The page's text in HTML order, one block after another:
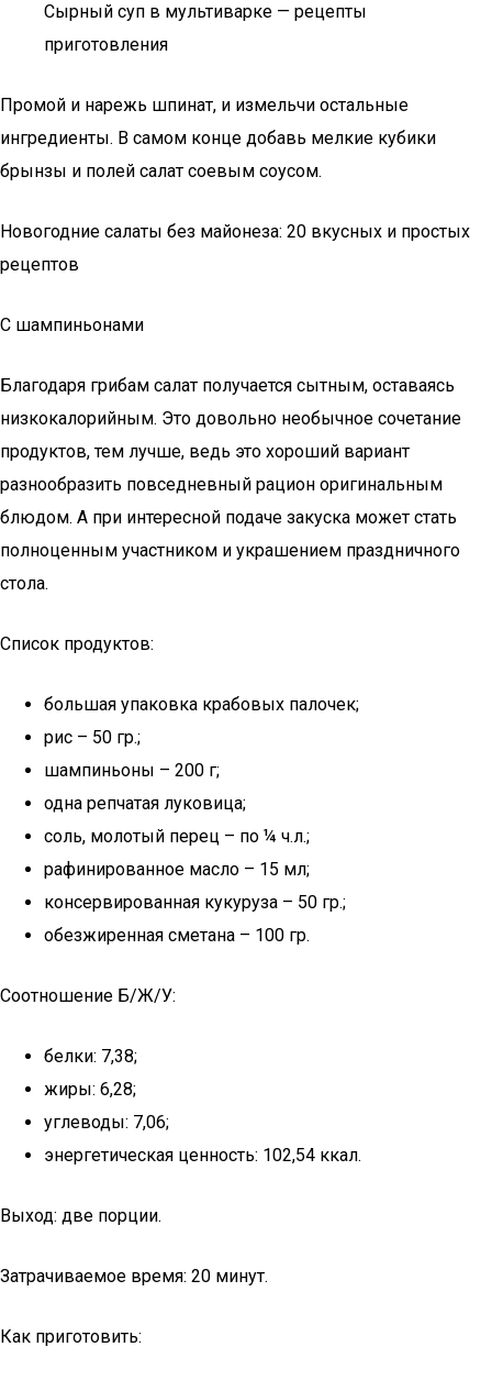
Сырный суп в мультиварке — рецепты
приготовления
Промой и нарежь шпинат, и измельчи остальные
ингредиенты. В самом конце добавь мелкие кубики
брынзы и полей салат соевым соусом.
Новогодние салаты без майонеза: 20 вкусных и простых
рецептов
С шампиньонами
Благодаря грибам салат получается сытным, оставаясь
низкокалорийным. Это довольно необычное сочетание
продуктов, тем лучше, ведь это хороший вариант
разнообразить повседневный рацион оригинальным
блюдом. А при интересной подаче закуска может стать
полноценным участником и украшением праздничного
стола.
Список продуктов:
большая упаковка крабовых палочек;
рис – 50 гр.;
шампиньоны – 200 г;
одна репчатая луковица;
соль, молотый перец – по ¼ ч.л.;
рафинированное масло – 15 мл;
консервированная кукуруза – 50 гр.;
обезжиренная сметана – 100 гр.
Соотношение Б/Ж/У:
белки: 7,38;
жиры: 6,28;
углеводы: 7,06;
энергетическая ценность: 102,54 ккал.
Выход: две порции.
Затрачиваемое время: 20 минут.
Как приготовить: